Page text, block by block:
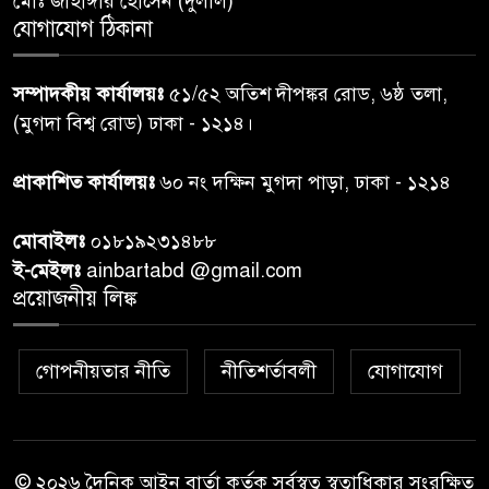
পেশ
তদন্ত শেষ পর্যায়ে, দ্রুত চার্জশিট
৭
রাতের মধ্যে ঢাকাসহ ১০ অঞ্চলে
ঝড়বৃষ্টির পূর্বাভাস
৮
প্রধানমন্ত্রীর সঙ্গে দেখা করে স্বপ্নপূরণ
উপহার
৯
২০ আগস্ট রাষ্ট্রপতি নির্বাচন,
১০
যোগাযোগ ঠিকানা
সম্পাদকীয় কার্যালয়ঃ ৫১/৫২ অতিশ দীপঙ্কর রোড, ৬ষ্ঠ তলা,
(মুগদা বিশ্ব রোড) ঢাকা - ১২১৪।
প্রাকাশিত কার্যালয়ঃ৬০ নং দক্ষিন মুগদা পাড়া, ঢাকা - ১২১৪
মোবাইলঃ ০১৮১৯২৩১৪৮৮
ই-মেইলঃ ainbartabd @gmail.com
প্রয়োজনীয় লিঙ্ক
গোপনীয়তার নীতি নীতিশর্তাবলী যোগাযোগ
© ২০২৬ দৈনিক আইন বার্তা কর্তৃক সর্বস্বত্ব স্বত্বাধিকার সংরক্ষিত